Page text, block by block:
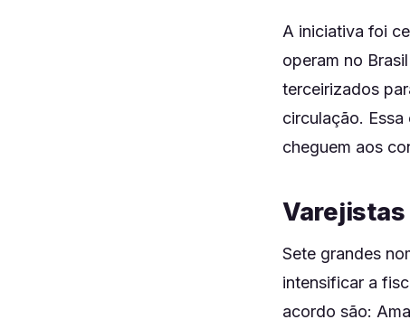
A iniciativa foi
operam no
terceirizados
circulação.
cheguem aos
Sete grandes
intensificar a
acordo são: